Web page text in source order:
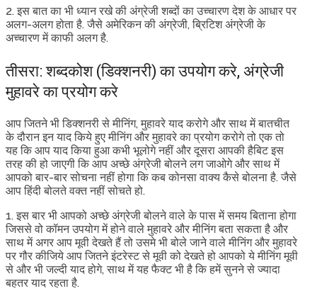
2. इस बात का भी ध्यान रखे की अंग्रेजी शब्दों का उच्चारण देश के आधार पर
अलग-अलग होता है. जैसे अमेरिकन की अंग्रेजी, ब्रिटिश अंग्रेजी के
अच्चारण में काफी अलग है.
तीसरा: शब्दकोश (डिक्शनरी) का उपयोग करे, अंग्रेजी
मुहावरे का प्रयोग करे
आप जितने भी डिक्शनरी से मीनिंग, मुहावरे याद करोगे और साथ में बातचीत
के दौरान इन याद किये हुए मीनिंग और मुहावरे का प्रयोग करोगे तो एक तो
यह कि आप याद किया हुआ कभी भूलोगे नहीं और दूसरा आपकी हैबिट इस
तरह की हो जाएगी कि आप अच्छे अंग्रेजी बोलने लग जाओगे और साथ में
आपको बार-बार सोचना नहीं होगा कि कब कोनसा वाक्य कैसे बोलना है. जैसे
आप हिंदी बोलते वक्त नहीं सोचते हो.
1. इस बार भी आपको अच्छे अंग्रेजी बोलने वाले के पास में समय बिताना होगा
जिससे वो कॉमन उपयोग में होने वाले मुहावरे और मीनिंग बता सकता है और
साथ में अगर आप मूवी देखते हैं तो उसमे भी बोले जाने वाले मीनिंग और मुहावरे
पर गौर कीजिये आप जितने इंटरेस्ट से मूवी को देखते हो आपको ये मीनिंग मूवी
से और भी जल्दी याद होगे, साथ में यह फैक्ट भी है कि हमें सुनने से ज्यादा
बहतर याद रहता है.